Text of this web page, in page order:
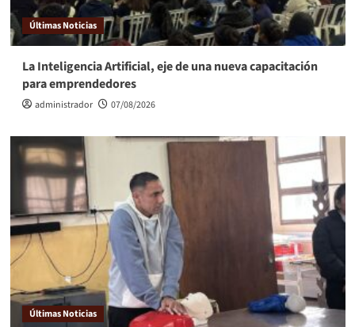
Últimas Noticias
La Inteligencia Artificial, eje de una nueva capacitación
para emprendedores
administrador 07/08/2026
Últimas Noticias